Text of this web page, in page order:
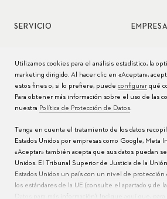
SERVICIO
Cuidado del reloj
Manuales
Preguntas frecuentes
Centros de servicio
EMPRESA
Prensa
Utilizamos cookies para el análisis estadístico, la
marketing dirigido. Al hacer clic en «Aceptar»,
estos fines o, si lo prefiere, puede configurarqué
Para obtener más información sobre el uso de las
nuestra Política de Protección de Datos.
Tenga en cuenta el tratamiento de los datos
Estados Unidos por empresas como Google, Meta
«Aceptar» también acepta que sus datos puedan
Unidos. El Tribunal Superior de Justicia de la
Estados Unidos un país con un nivel de protección
los estándares de la UE (consulte el apartado 9 de la
para más información). Indique